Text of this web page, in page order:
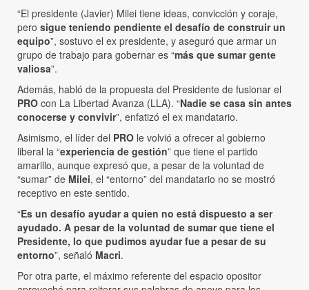
“El presidente (Javier) Milei tiene ideas, convicción y coraje,
pero sigue teniendo pendiente el desafío de construir un
equipo”, sostuvo el ex presidente, y aseguró que armar un
grupo de trabajo para gobernar es “más que sumar gente
valiosa”.
Además, habló de la propuesta del Presidente de fusionar el
PRO con La Libertad Avanza (LLA). “Nadie se casa sin antes
conocerse y convivir”, enfatizó el ex mandatario.
Asimismo, el líder del PRO le volvió a ofrecer al gobierno
liberal la “experiencia de gestión” que tiene el partido
amarillo, aunque expresó que, a pesar de la voluntad de
“sumar” de Milei, el “entorno” del mandatario no se mostró
receptivo en este sentido.
“Es un desafío ayudar a quien no está dispuesto a ser
ayudado. A pesar de la voluntad de sumar que tiene el
Presidente, lo que pudimos ayudar fue a pesar de su
entorno”, señaló Macri.
Por otra parte, el máximo referente del espacio opositor